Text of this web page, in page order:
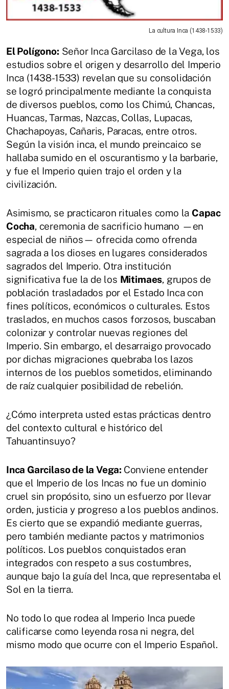
La cultura Inca (1438-1533)
El Polígono: Señor Inca Garcilaso de la Vega, los
estudios sobre el origen y desarrollo del Imperio
Inca (1438-1533) revelan que su consolidación
se logró principalmente mediante la conquista
de diversos pueblos, como los Chimú, Chancas,
Huancas, Tarmas, Nazcas, Collas, Lupacas,
Chachapoyas, Cañaris, Paracas, entre otros.
Según la visión inca, el mundo preincaico se
hallaba sumido en el oscurantismo y la barbarie,
y fue el Imperio quien trajo el orden y la
civilización.
Asimismo, se practicaron rituales como la Capac
Cocha, ceremonia de sacrificio humano —en
especial de niños— ofrecida como ofrenda
sagrada a los dioses en lugares considerados
sagrados del Imperio. Otra institución
significativa fue la de los Mitimaes, grupos de
población trasladados por el Estado Inca con
fines políticos, económicos o culturales. Estos
traslados, en muchos casos forzosos, buscaban
colonizar y controlar nuevas regiones del
Imperio. Sin embargo, el desarraigo provocado
por dichas migraciones quebraba los lazos
internos de los pueblos sometidos, eliminando
de raíz cualquier posibilidad de rebelión.
¿Cómo interpreta usted estas prácticas dentro
del contexto cultural e histórico del
Tahuantinsuyo?
Inca Garcilaso de la Vega: Conviene entender
que el Imperio de los Incas no fue un dominio
cruel sin propósito, sino un esfuerzo por llevar
orden, justicia y progreso a los pueblos andinos.
Es cierto que se expandió mediante guerras,
pero también mediante pactos y matrimonios
políticos. Los pueblos conquistados eran
integrados con respeto a sus costumbres,
aunque bajo la guía del Inca, que representaba el
Sol en la tierra.
No todo lo que rodea al Imperio Inca puede
calificarse como leyenda rosa ni negra, del
mismo modo que ocurre con el Imperio Español.